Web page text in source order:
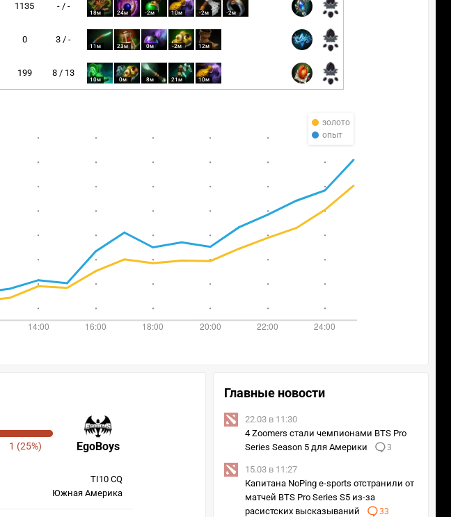
1135 - / -
18м 24м -2м 10м -2м -2м
0 3 / -
11м 23м 0м -2м 12м
199 8 / 13
10м 0м 8м 21м 10м
золото
опыт
EgoBoys
1 (25%)
TI10 CQ
Южная Америка
Главные новости
22.03 в 11:30
4 Zoomers стали чемпионами BTS Pro
Series Season 5 для Америки
3
15.03 в 11:27
Капитана NoPing e-sports отстранили от
матчей BTS Pro Series S5 из-за
расистских высказываний
33